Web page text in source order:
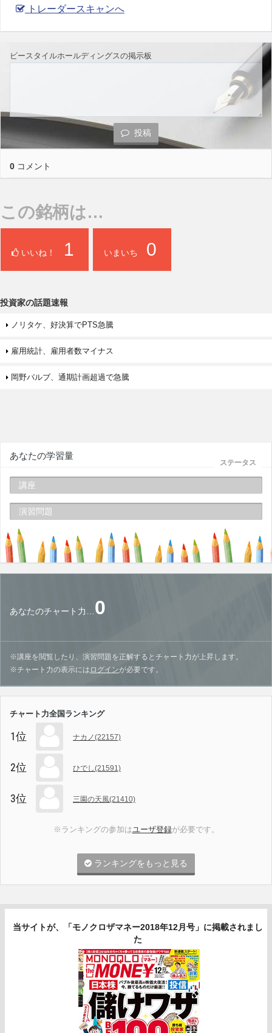
トレーダースキャンへ
ビースタイルホールディングスの掲示板
投稿
0 コメント
この銘柄は…
いいね！ 1 いまいち 0
投資家の話題速報
ノリタケ、好決算でPTS急騰
雇用統計、雇用者数マイナス
岡野バルブ、通期計画超過で急騰
ステータス
あなたの学習量
講座
演習問題
あなたのチャート力…0
※講座を閲覧したり、演習問題を正解するとチャート力が上昇します。
※チャート力の表示には ログインが必要です。
チャート力全国ランキング
1位 ナカノ(22157)
2位 ひでし(21591)
3位 三園の天風(21410)
※ランキングの参加はユーザ登録が必要です。
ランキングをもっと見る
当サイトが、「モノクロザマネー2018年12月号」に掲載されまし
た